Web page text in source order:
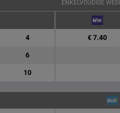
ENKELVOUDIGE
4 € 7.40
6
10